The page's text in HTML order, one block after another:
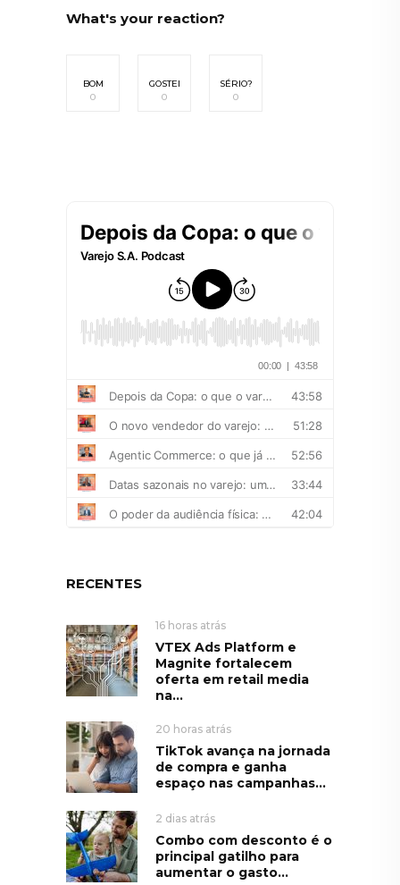
What's your reaction?
BOM
0
GOSTEI
0
SÉRIO?
0
RECENTES
16 horas atrás
VTEX Ads Platform e
Magnite fortalecem
oferta em retail media
na...
20 horas atrás
TikTok avança na jornada
de compra e ganha
espaço nas campanhas...
2 dias atrás
Combo com desconto é o
principal gatilho para
aumentar o gasto...